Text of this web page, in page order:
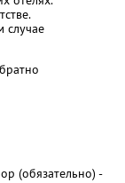
случае
(обязательно) -